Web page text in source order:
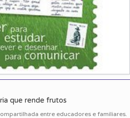
que rende frutos
entre educadores e familiares.